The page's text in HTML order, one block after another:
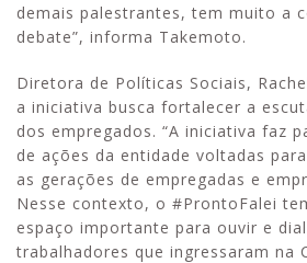
demais palestrantes, tem muito a
debate”, informa Takemoto.
Diretora de Políticas Sociais,
a iniciativa busca fortalecer a
dos empregados. “A iniciativa faz
de ações da entidade voltadas
as gerações de empregadas e
Nesse contexto, o #ProntoFalei
espaço importante para ouvir e
trabalhadores que ingressaram na